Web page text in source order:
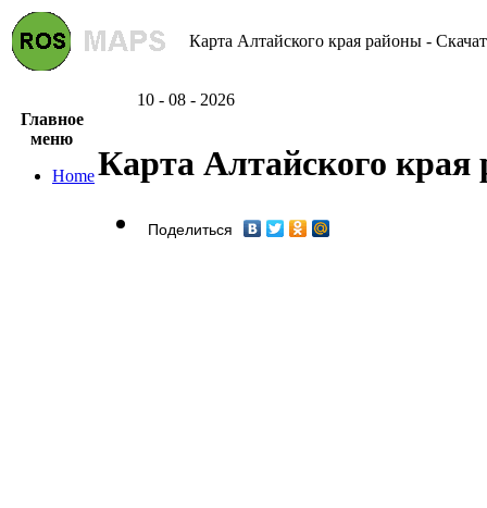
Карта Алтайского края районы -
10 - 08 - 2026
Главное
меню
HomeКарта Алтайского края
Поделиться